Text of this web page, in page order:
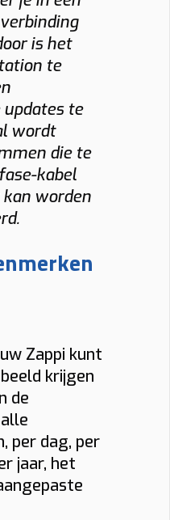
is het
te
te
wordt
die te
kabel
worden
Zappi kunt
krijgen
de
per dag, per
jaar, het